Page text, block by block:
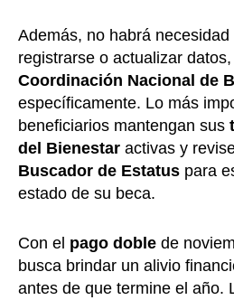
Además, no habrá
registrarse o actualizar
Coordinación Nacional de
específicamente. Lo más
beneficiarios mantengan sus
del Bienestar activas y
Buscador de Estatus para
estado de su beca.
Con el pago doble de
busca brindar un alivio
antes de que termine el año.